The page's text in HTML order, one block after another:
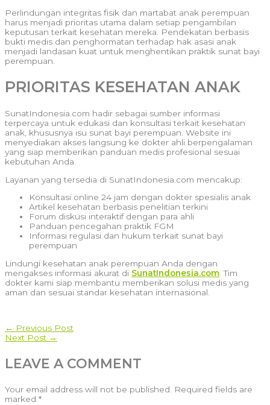
Perlindungan integritas fisik dan martabat anak perempuan
harus menjadi prioritas utama dalam setiap pengambilan
keputusan terkait kesehatan mereka. Pendekatan berbasis
bukti medis dan penghormatan terhadap hak asasi anak
menjadi landasan kuat untuk menghentikan praktik sunat bayi
perempuan.
PRIORITAS KESEHATAN ANAK
SunatIndonesia.com hadir sebagai sumber informasi
terpercaya untuk edukasi dan konsultasi terkait kesehatan
anak, khususnya isu sunat bayi perempuan. Website ini
menyediakan akses langsung ke dokter ahli berpengalaman
yang siap memberikan panduan medis profesional sesuai
kebutuhan Anda.
Layanan yang tersedia di SunatIndonesia.com mencakup:
Konsultasi online 24 jam dengan dokter spesialis anak
Artikel kesehatan berbasis penelitian terkini
Forum diskusi interaktif dengan para ahli
Panduan pencegahan praktik FGM
Informasi regulasi dan hukum terkait sunat bayi
perempuan
Lindungi kesehatan anak perempuan Anda dengan
mengakses informasi akurat di SunatIndonesia.com . Tim
dokter kami siap membantu memberikan solusi medis yang
aman dan sesuai standar kesehatan internasional.
POST
← Previous Post
Next Post →
LEAVE A COMMENT
Your email address will not be published.
Required fields are
marked *